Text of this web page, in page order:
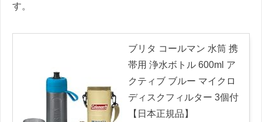
す。
ブリタ コールマン 水筒 携
帯用 浄水ボトル 600ml ア
クティブ ブルー マイクロ
ディスクフィルター 3個付
【日本正規品】